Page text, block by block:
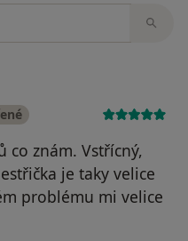
co znám. Vstřícný,
je taky velice
problému mi velice